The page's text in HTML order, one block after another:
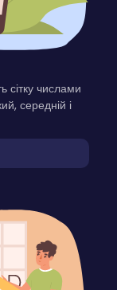
сітку числами
середній і